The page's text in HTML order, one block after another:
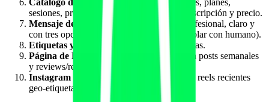
Catálogo de servicios con 8-25 ítems: clases, planes,
sesiones, productos. Cada ítem con foto, descripción y precio.
Mensaje de bienvenida automatizado
profesional, claro y
con tres opciones rápidas (info, reservar, hablar con humano).
Etiquetas y respuestas rápidas
configuradas.
Página de Facebook vinculada
activa, con posts semanales
y reviews/recommendations vivas.
Instagram Business vinculado
con posts y reels recientes
geo-etiquetados.